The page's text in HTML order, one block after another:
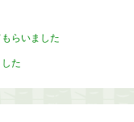
らいました
た